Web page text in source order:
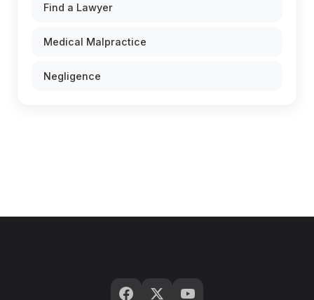
Find a Lawyer
Medical Malpractice
Negligence